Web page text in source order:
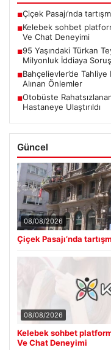
■Çiçek Pasajı’nda
■Kelebek sohbet
Ve Chat Deneyimi
■95 Yaşındaki Türkan
Milyonluk İddiaya
■Bahçelievler’de
Alınan Önlemler
■Otobüste
Hastaneye Ulaştırıldı
Güncel
08/08/2026
Çiçek Pasajı’nda
08/08/2026
Kelebek sohbet
Ve Chat Deneyimi